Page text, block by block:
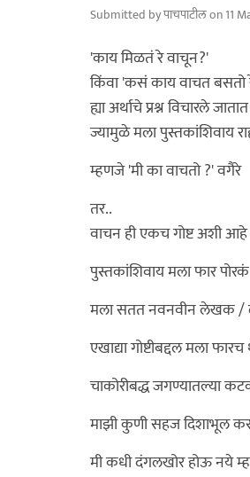
Submitted byपाचपाटीलon 11
'काय मिळतं रे वाचून?'
किंवा 'कसं काय वाचत
ह्या अर्थाचे प्रश्न विचारले
ज्यामुळे मला पुस्तकांशिवाय
म्हणजे 'मी का वाचतो ?' वगैरे
तर..
वाचन ही एकच गोष्ट अशी
पुस्तकांशिवाय मला फार
मला सतत नवनवीन लेखक /
एखाद्या गोष्टीबद्दल मला
चाकोरीबद्ध जगण्यातल्या
माझी कुणी सहज दिशाभूल
मी कधी दंगलखोर होऊ नये